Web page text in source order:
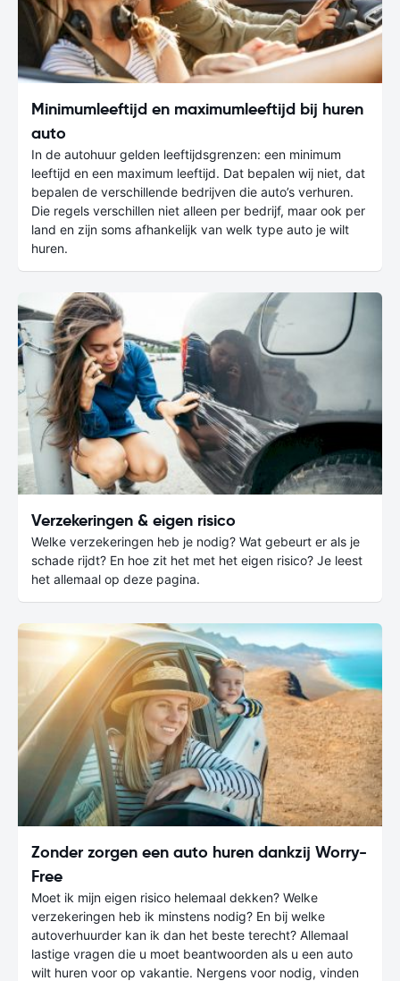
Minimumleeftijd en maximumleeftijd bij huren
auto
In de autohuur gelden leeftijdsgrenzen: een minimum
leeftijd en een maximum leeftijd. Dat bepalen wij niet, dat
bepalen de verschillende bedrijven die auto’s verhuren.
Die regels verschillen niet alleen per bedrijf, maar ook per
land en zijn soms afhankelijk van welk type auto je wilt
huren.
Verzekeringen & eigen risico
Welke verzekeringen heb je nodig? Wat gebeurt er als je
schade rijdt? En hoe zit het met het eigen risico? Je leest
het allemaal op deze pagina.
Zonder zorgen een auto huren dankzij Worry-
Free
Moet ik mijn eigen risico helemaal dekken? Welke
verzekeringen heb ik minstens nodig? En bij welke
autoverhuurder kan ik dan het beste terecht? Allemaal
lastige vragen die u moet beantwoorden als u een auto
wilt huren voor op vakantie. Nergens voor nodig, vinden